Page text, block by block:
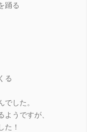
踊る
る
した。
うですが、
た！